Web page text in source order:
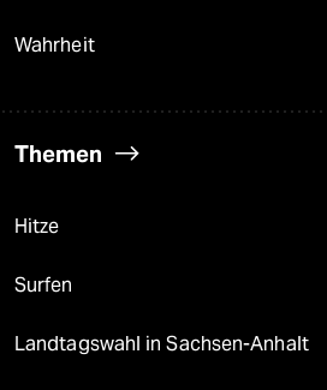
Wahrheit
Themen
Hitze
Surfen
Landtagswahl in Sachsen-Anhalt